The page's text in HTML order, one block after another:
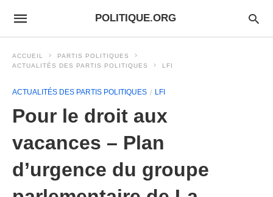
POLITIQUE.ORG
ACCUEIL
PARTIS POLITIQUES
ACTUALITÉS DES PARTIS POLITIQUES
LFI
ACTUALITÉS DES PARTIS POLITIQUES LFI
Pour le droit aux
vacances – Plan
d’urgence du groupe